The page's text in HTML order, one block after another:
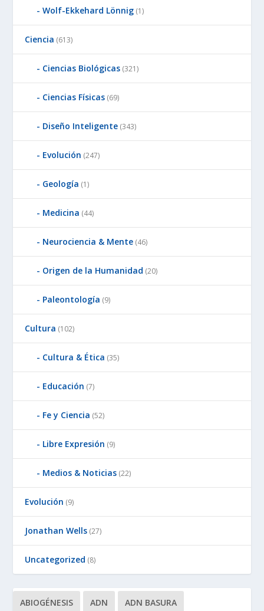
Wolf-Ekkehard Lönnig (1)
Ciencia (613)
Ciencias Biológicas (321)
Ciencias Físicas (69)
Diseño Inteligente (343)
Evolución (247)
Geología (1)
Medicina (44)
Neurociencia & Mente (46)
Origen de la Humanidad (20)
Paleontología (9)
Cultura (102)
Cultura & Ética (35)
Educación (7)
Fe y Ciencia (52)
Libre Expresión (9)
Medios & Noticias (22)
Evolución (9)
Jonathan Wells (27)
Uncategorized (8)
ABIOGÉNESIS ADN ADN BASURA